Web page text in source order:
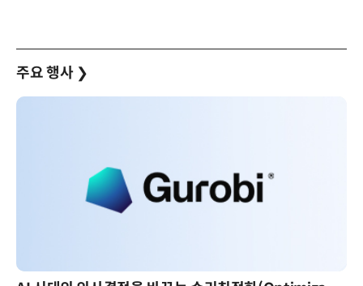
주요 행사 ❯